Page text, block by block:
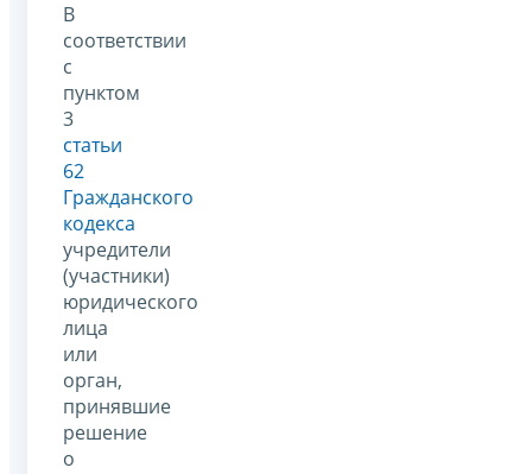
В
соответствии
с
пунктом
3
статьи
62
Гражданского
кодекса
учредители
(участники)
юридического
лица
или
орган,
принявшие
решение
о